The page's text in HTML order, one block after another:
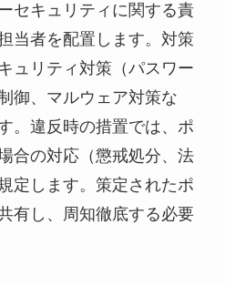
セキュリティに関する責
当者を配置します。対策
ュリティ対策（パスワー
御、マルウェア対策な
。違反時の措置では、ポ
合の対応（懲戒処分、法
定します。策定されたポ
有し、周知徹底する必要